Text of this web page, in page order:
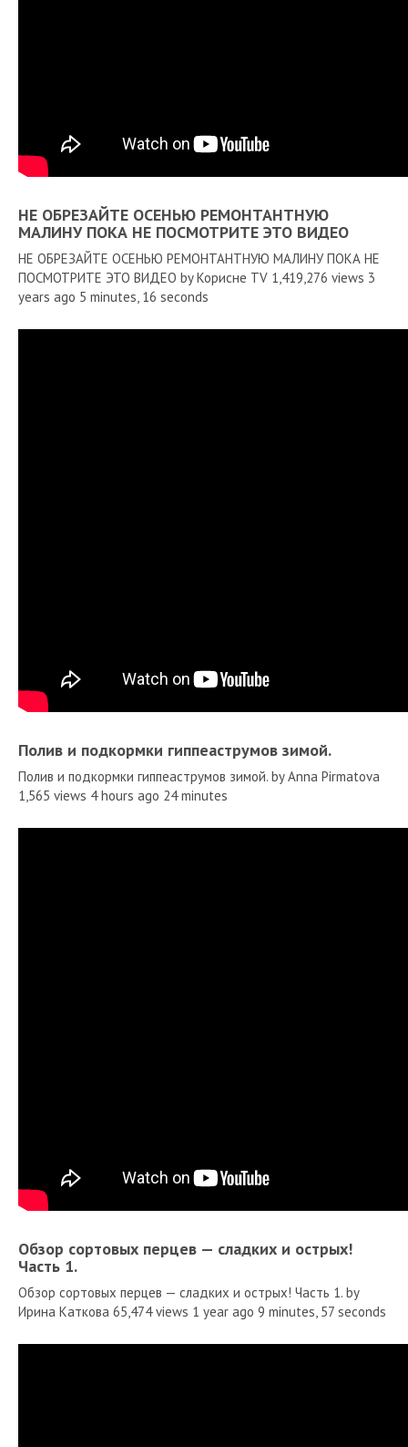
НЕ ОБРЕЗАЙТЕ ОСЕНЬЮ РЕМОНТАНТНУЮ
МАЛИНУ ПОКА НЕ ПОСМОТРИТЕ ЭТО ВИДЕО
НЕ ОБРЕЗАЙТЕ ОСЕНЬЮ РЕМОНТАНТНУЮ МАЛИНУ ПОКА НЕ
ПОСМОТРИТЕ ЭТО ВИДЕО by Корисне TV 1,419,276 views 3
years ago 5 minutes, 16 seconds
Полив и подкормки гиппеаструмов зимой.
Полив и подкормки гиппеаструмов зимой. by Anna Pirmatova
1,565 views 4 hours ago 24 minutes
Обзор сортовых перцев — сладких и острых!
Часть 1.
Обзор сортовых перцев — сладких и острых! Часть 1. by
Ирина Каткова 65,474 views 1 year ago 9 minutes, 57 seconds